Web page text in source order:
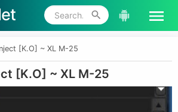
to main content
[K.O] ~ XL M-25
[K.O] ~ XL M-25